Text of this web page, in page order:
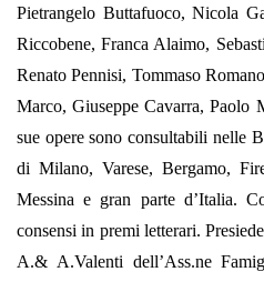
Pietrangelo Buttafuoco, Nicola
Riccobene, Franca Alaimo,
Renato Pennisi, Tommaso
Marco, Giuseppe Cavarra, Paolo
sue opere sono consultabili nelle
di Milano, Varese, Bergamo,
Messina e gran parte d’Italia.
consensi in premi letterari.
A.& A.Valenti dell’Ass.ne